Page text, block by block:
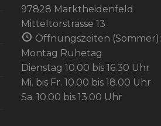
97828 Marktheidenfeld
Mitteltorstrasse 13
Öffnungszeiten (Sommer):
Montag Ruhetag
Dienstag 10.00 bis 16.30 Uhr
Mi. bis Fr. 10.00 bis 18.00 Uhr
Sa. 10.00 bis 13.00 Uhr